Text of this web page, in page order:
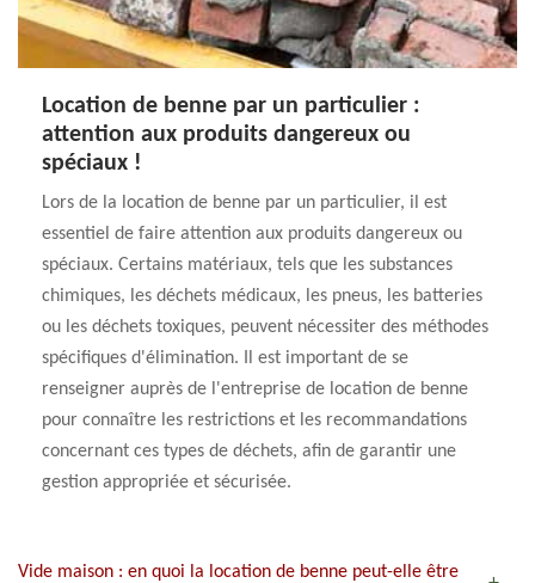
Location de benne par un particulier :
attention aux produits dangereux ou
spéciaux !
Lors de la location de benne par un particulier, il est
essentiel de faire attention aux produits dangereux ou
spéciaux. Certains matériaux, tels que les substances
chimiques, les déchets médicaux, les pneus, les batteries
ou les déchets toxiques, peuvent nécessiter des méthodes
spécifiques d'élimination. Il est important de se
renseigner auprès de l'entreprise de location de benne
pour connaître les restrictions et les recommandations
concernant ces types de déchets, afin de garantir une
gestion appropriée et sécurisée.
Vide maison : en quoi la location de benne peut-elle être